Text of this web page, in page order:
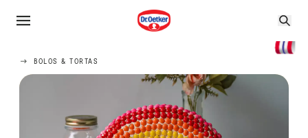
BOLOS & TORTAS